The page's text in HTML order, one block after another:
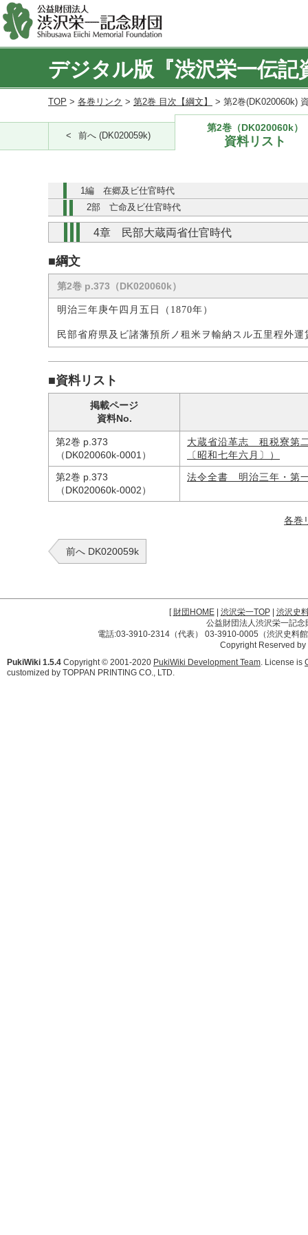
デジタル版『渋沢栄一伝記
TOP > 各巻リンク > 第2巻 目次【綱文】 > 第2巻(DK020060k)
前へ (DK020059k)
第2巻（DK020060k）
資料リスト
1編 在郷及ビ仕官時代
2部 亡命及ビ仕官時代
4章 民部大蔵両省仕官時代
■綱文
第2巻 p.373（DK020060k）
明治三年庚午四月五日（1870年）
民部省府県及ビ諸藩預所ノ租米ヲ輸納スル五里程外
■資料リスト
掲載ページ
資料No.
第2巻 p.373
（DK020060k-0001）
大蔵省沿革志 租税寮第
〔昭和七年六月〕）
第2巻 p.373
（DK020060k-0002）
法令全書 明治三年・第
各巻
前へ DK020059k
[財団HOME| 渋沢栄一TOP| 渋沢史
公益財団法人渋沢栄一記
電話:03-3910-2314（代表） 03-3910-0005（渋沢史料
Copyright Reserved
PukiWiki 1.5.4 Copyright © 2001-2020 PukiWiki Development Team. License is
customized by TOPPAN PRINTING CO., LTD.